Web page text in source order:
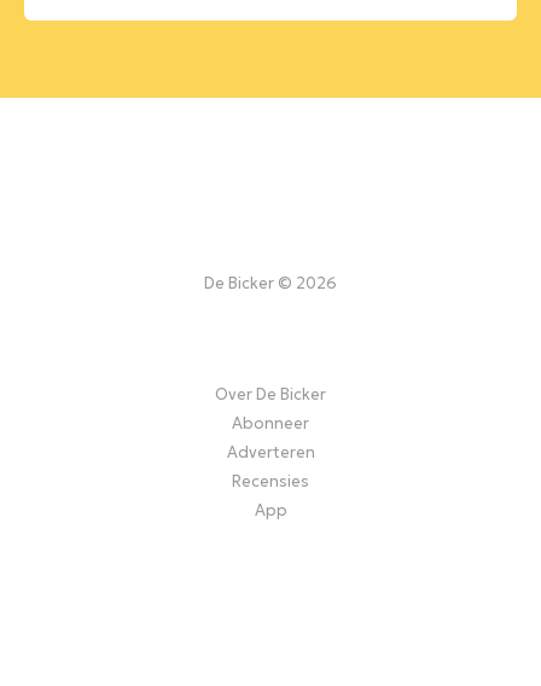
De Bicker © 2026
Over De Bicker
Abonneer
Adverteren
Recensies
App